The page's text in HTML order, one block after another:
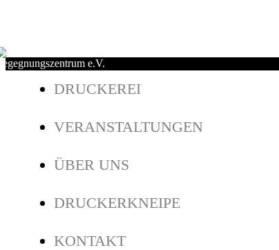
DRUCKEREI
VERANSTALTUNGEN
ÜBER UNS
DRUCKERKNEIPE
KONTAKT